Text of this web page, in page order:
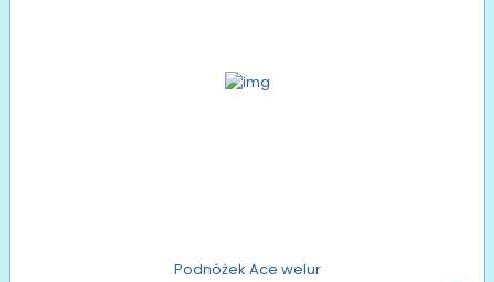
Podnóżek Ace welur